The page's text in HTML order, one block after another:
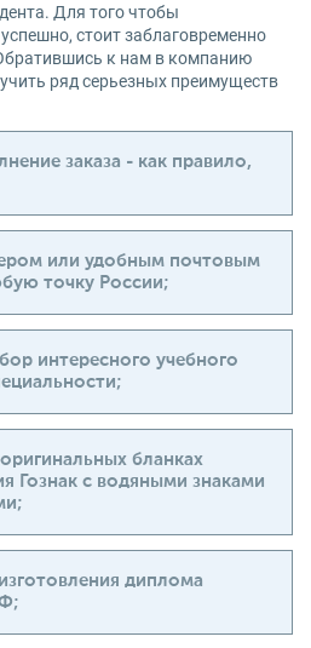
Для того чтобы
стоит заблаговременно
к нам в компанию
ряд серьезных преимуществ
заказа - как правило,
или удобным почтовым
точку России;
интересного учебного
бланках
Гознак с водяными знаками
диплома